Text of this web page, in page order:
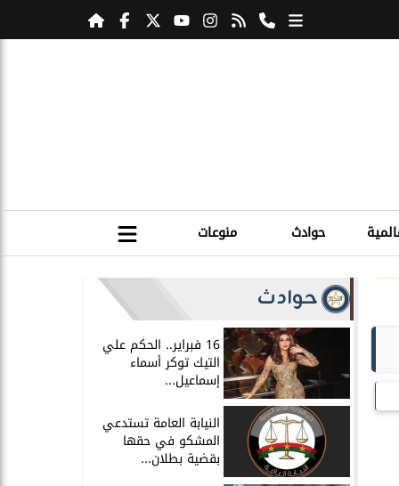
حوادث منوعات
حوادث
16 فبراير.. الحكم علي
التيك توكر أسماء
إسماعيل...
النيابة العامة تستدعي
المشكو في حقها
بقضية بطلان...